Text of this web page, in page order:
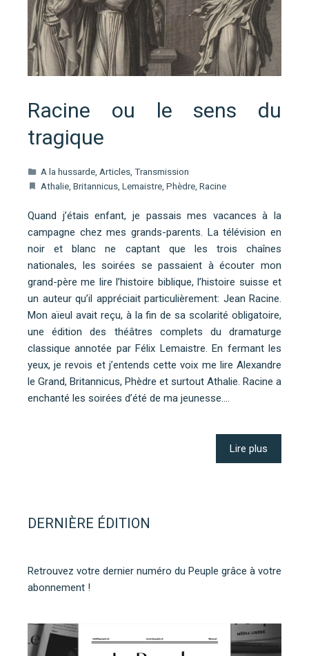
Racine ou le sens du
tragique
A la hussarde, Articles, Transmission
Athalie, Britannicus, Lemaistre, Phèdre, Racine
Quand j’étais enfant, je passais mes vacances à la
campagne chez mes grands-parents. La télévision en
noir et blanc ne captant que les trois chaînes
nationales, les soirées se passaient à écouter mon
grand-père me lire l’histoire biblique, l’histoire suisse et
un auteur qu’il appréciait particulièrement: Jean Racine.
Mon aïeul avait reçu, à la fin de sa scolarité obligatoire,
une édition des théâtres complets du dramaturge
classique annotée par Félix Lemaistre. En fermant les
yeux, je revois et j’entends cette voix me lire Alexandre
le Grand, Britannicus, Phèdre et surtout Athalie. Racine a
enchanté les soirées d’été de ma jeunesse.…
Lire plus
DERNIÈRE ÉDITION
Retrouvez votre dernier numéro du Peuple grâce à votre
abonnement !